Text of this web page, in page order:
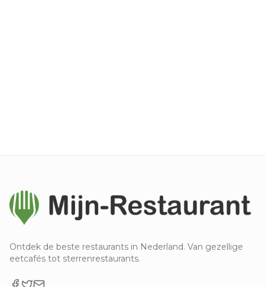
Ontdek de beste restaurants in Nederland. Van gezellige
eetcafés tot sterrenrestaurants.